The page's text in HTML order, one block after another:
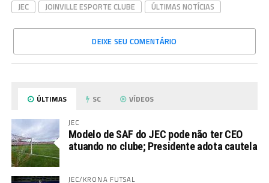
JEC
JOINVILLE ESPORTE CLUBE ÚLTIMAS NOTÍCIAS
DEIXE SEU COMENTÁRIO
ÚLTIMAS SC VÍDEOS
JEC
Modelo de SAF do JEC pode não ter CEO
atuando no clube; Presidente adota cautela
JEC/KRONA FUTSAL